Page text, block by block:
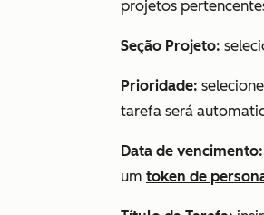
projetos
Seção Projeto:
Prioridade:
tarefa será
Data de vencimento:
um token de